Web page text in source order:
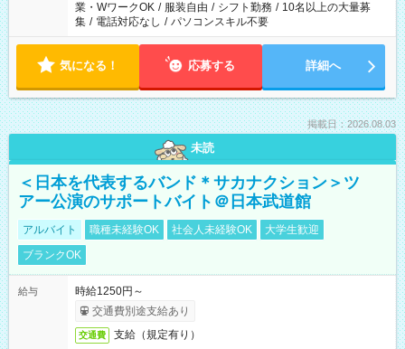
業・WワークOK / 服装自由 / シフト勤務 / 10名以上の大量募
集 / 電話対応なし / パソコンスキル不要
気になる！ 応募する 詳細へ
掲載日：2026.08.03
未読
＜日本を代表するバンド＊サカナクション＞ツ
アー公演のサポートバイト＠日本武道館
アルバイト 職種未経験OK 社会人未経験OK
大学生歓迎
ブランクOK
給与
時給1250円～
交通費別途支給あり
交通費 支給（規定有り）